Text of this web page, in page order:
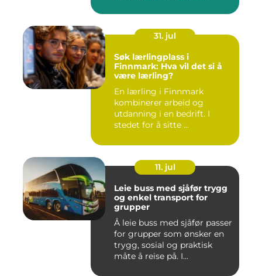
31. jul
Søk lærlingplass i
Finnmark: Hva vil det si å
være lærling?
En lærling i Finnmark
kombinerer arbeid og
utdanning i en bedrift. I
stedet for å sitte ...
11. jul
Leie buss med sjåfør trygg
og enkel transport for
grupper
Å leie buss med sjåfør passer
for grupper som ønsker en
trygg, sosial og praktisk
måte å reise på. I...